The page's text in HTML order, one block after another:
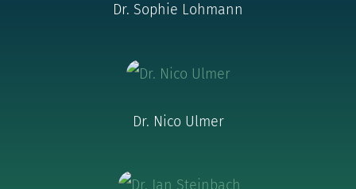
Dr. Sophie Lohmann
Dr. Nico Ulmer